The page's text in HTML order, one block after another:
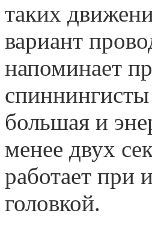
таких
вариант
напоминает
большая и
менее двух
работает при
головкой.